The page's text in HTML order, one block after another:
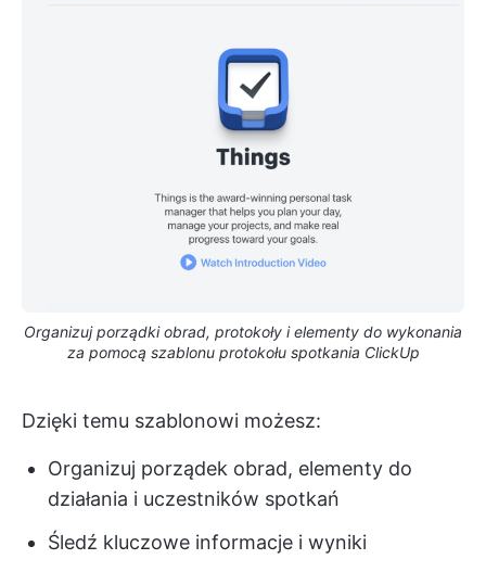
Organizuj porządki obrad, protokoły i elementy do wykonania
za pomocą szablonu protokołu spotkania ClickUp
Dzięki temu szablonowi możesz:
Organizuj porządek obrad, elementy do
działania i uczestników spotkań
Śledź kluczowe informacje i wyniki